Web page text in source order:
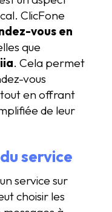
ClicFone
vous en
que
. Cela permet
vous
en offrant
de leur
service
service sur
choisir les